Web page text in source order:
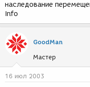
наследование
Info
GoodMan
Мастер
16 июл 2003